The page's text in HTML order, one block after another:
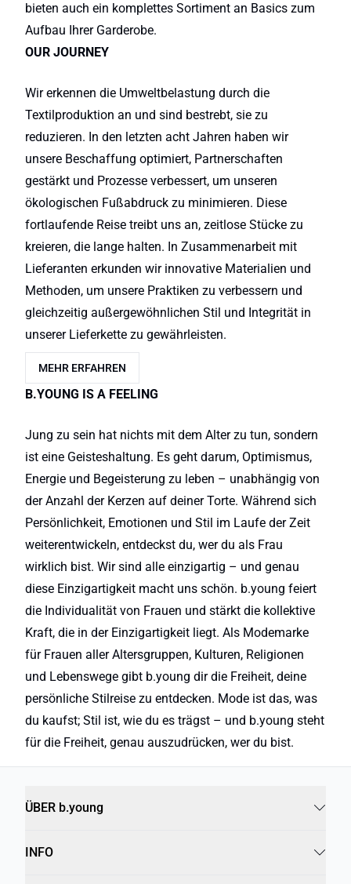
bieten auch ein komplettes Sortiment an Basics zum
Aufbau Ihrer Garderobe.
OUR JOURNEY
Wir erkennen die Umweltbelastung durch die
Textilproduktion an und sind bestrebt, sie zu
reduzieren. In den letzten acht Jahren haben wir
unsere Beschaffung optimiert, Partnerschaften
gestärkt und Prozesse verbessert, um unseren
ökologischen Fußabdruck zu minimieren. Diese
fortlaufende Reise treibt uns an, zeitlose Stücke zu
kreieren, die lange halten. In Zusammenarbeit mit
Lieferanten erkunden wir innovative Materialien und
Methoden, um unsere Praktiken zu verbessern und
gleichzeitig außergewöhnlichen Stil und Integrität in
unserer Lieferkette zu gewährleisten.
MEHR ERFAHREN
B.YOUNG IS A FEELING
Jung zu sein hat nichts mit dem Alter zu tun, sondern
ist eine Geisteshaltung. Es geht darum, Optimismus,
Energie und Begeisterung zu leben – unabhängig von
der Anzahl der Kerzen auf deiner Torte. Während sich
Persönlichkeit, Emotionen und Stil im Laufe der Zeit
weiterentwickeln, entdeckst du, wer du als Frau
wirklich bist. Wir sind alle einzigartig – und genau
diese Einzigartigkeit macht uns schön. b.young feiert
die Individualität von Frauen und stärkt die kollektive
Kraft, die in der Einzigartigkeit liegt. Als Modemarke
für Frauen aller Altersgruppen, Kulturen, Religionen
und Lebenswege gibt b.young dir die Freiheit, deine
persönliche Stilreise zu entdecken. Mode ist das, was
du kaufst; Stil ist, wie du es trägst – und b.young steht
für die Freiheit, genau auszudrücken, wer du bist.
ÜBER b.young
INFO